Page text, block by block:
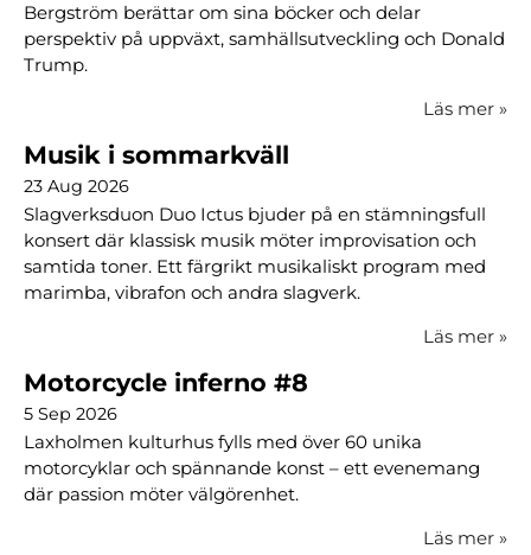
Bergström berättar om sina böcker och delar
perspektiv på uppväxt, samhällsutveckling och Donald
Trump.
Läs mer »
Musik i sommarkväll
23 Aug 2026
Slagverksduon Duo Ictus bjuder på en stämningsfull
konsert där klassisk musik möter improvisation och
samtida toner. Ett färgrikt musikaliskt program med
marimba, vibrafon och andra slagverk.
Läs mer »
Motorcycle inferno #8
5 Sep 2026
Laxholmen kulturhus fylls med över 60 unika
motorcyklar och spännande konst – ett evenemang
där passion möter välgörenhet.
Läs mer »